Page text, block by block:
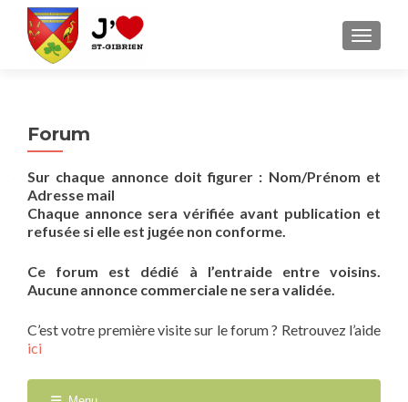
Forum
Sur chaque annonce doit figurer : Nom/Prénom et
Adresse mail
Chaque annonce sera vérifiée avant publication et
refusée si elle est jugée non conforme.
Ce forum est dédié à l’entraide entre voisins.
Aucune annonce commerciale ne sera validée.
C’est votre première visite sur le forum ? Retrouvez l’aide
ici